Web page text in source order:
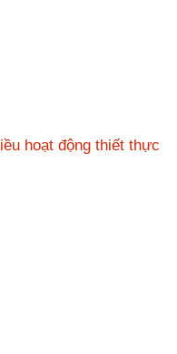
hoạt động thiết thực